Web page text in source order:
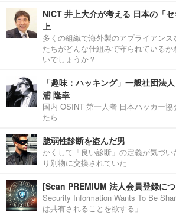
NICT 井上大介が考える 日本の「
上
多くの組織で海外製のアプライアン
たちがどんな仕組みで守られている
いでしょうか？
「趣味：ハッキング」一般社団法
浦 隆幸
国内 OSINT 第一人者 日本ハッカー協
たら
脆弱性診断を盗んだ男
かくして「良い診断」の定義が気づ
り別物に交換されていた
[Scan PREMIUM 法人会員登録に
Security Information Wants To Be
は共有されることを欲する」